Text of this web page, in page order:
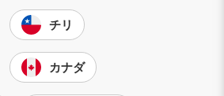
チリ
カナダ